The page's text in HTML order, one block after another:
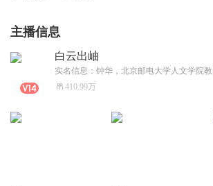
主播信息
白云出岫
410.99万